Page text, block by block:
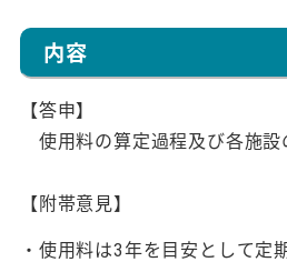
内容
【答申】
使用料の算定過程及び各施設
【附帯意見】
・使用料は3年を目安として